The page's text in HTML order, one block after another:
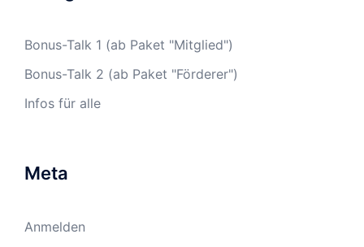
Bonus-Talk 1 (ab Paket "Mitglied")
Bonus-Talk 2 (ab Paket "Förderer")
Infos für alle
Meta
Anmelden